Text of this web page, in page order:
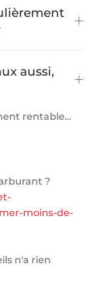
aussi,
rentable…
?
moins-de-
n'a rien